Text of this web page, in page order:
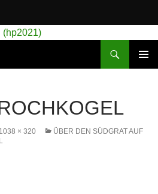
1038 × 320
ÜBER DEN SÜDGRAT AUF